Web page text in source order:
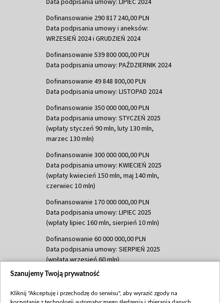
Dofinansowanie 290 817 240,00 PLN
Data podpisania umowy i aneksów:
WRZESIEŃ 2024 i GRUDZIEŃ 2024
Dofinansowanie 539 800 000,00 PLN
Data podpisania umowy: PAŹDZIERNIK 2024
Dofinansowanie 49 848 800,00 PLN
Data podpisania umowy: LISTOPAD 2024
Dofinansowanie 350 000 000,00 PLN
Data podpisania umowy: STYCZEŃ 2025
(wpłaty styczeń 90 mln, luty 130 mln,
marzec 130 mln)
Dofinansowanie 300 000 000,00 PLN
Data podpisania umowy: KWIECIEŃ 2025
(wpłaty kwiecień 150 mln, maj 140 mln,
czerwiec 10 mln)
Dofinansowanie 170 000 000,00 PLN
Data podpisania umowy: LIPIEC 2025
(wpłaty lipiec 160 mln, sierpień 10 mln)
Dofinansowanie 60 000 000,00 PLN
Data podpisania umowy: SIERPIEŃ 2025
(wpłata wrzesień 60 mln)
Dofinansowanie 635 783 051,21 PLN
(wpłata wrzesień 100 mln, październik 350
Szanujemy Twoją prywatność
Kliknij "Akceptuję i przechodzę do serwisu", aby wyrazić zgody na